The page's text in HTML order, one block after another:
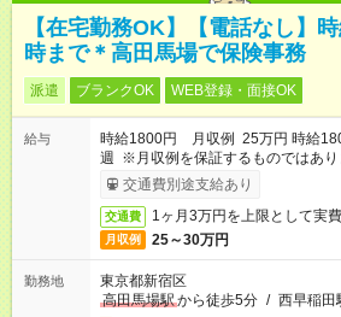
【在宅勤務OK】【電話なし】
時まで＊高田馬場で保険事務
派遣 ブランクOK WEB登録・面接OK
給与
時給1800円 月収例 25万円 時給
週 ※月収例を保証するものではあ
ービス利用可（利用条件有）
交通費別途支給あり
交通費 1ヶ月3万円を上限として実
月収例 25～30万円
勤務地
東京都新宿区
高田馬場駅から徒歩5分 / 西早稲田